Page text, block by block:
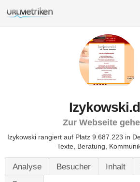
Zur Webseite
Izykowski rangiert auf Platz 9.687.223 in
Texte, Beratung,
Analyse Besucher Inhalt